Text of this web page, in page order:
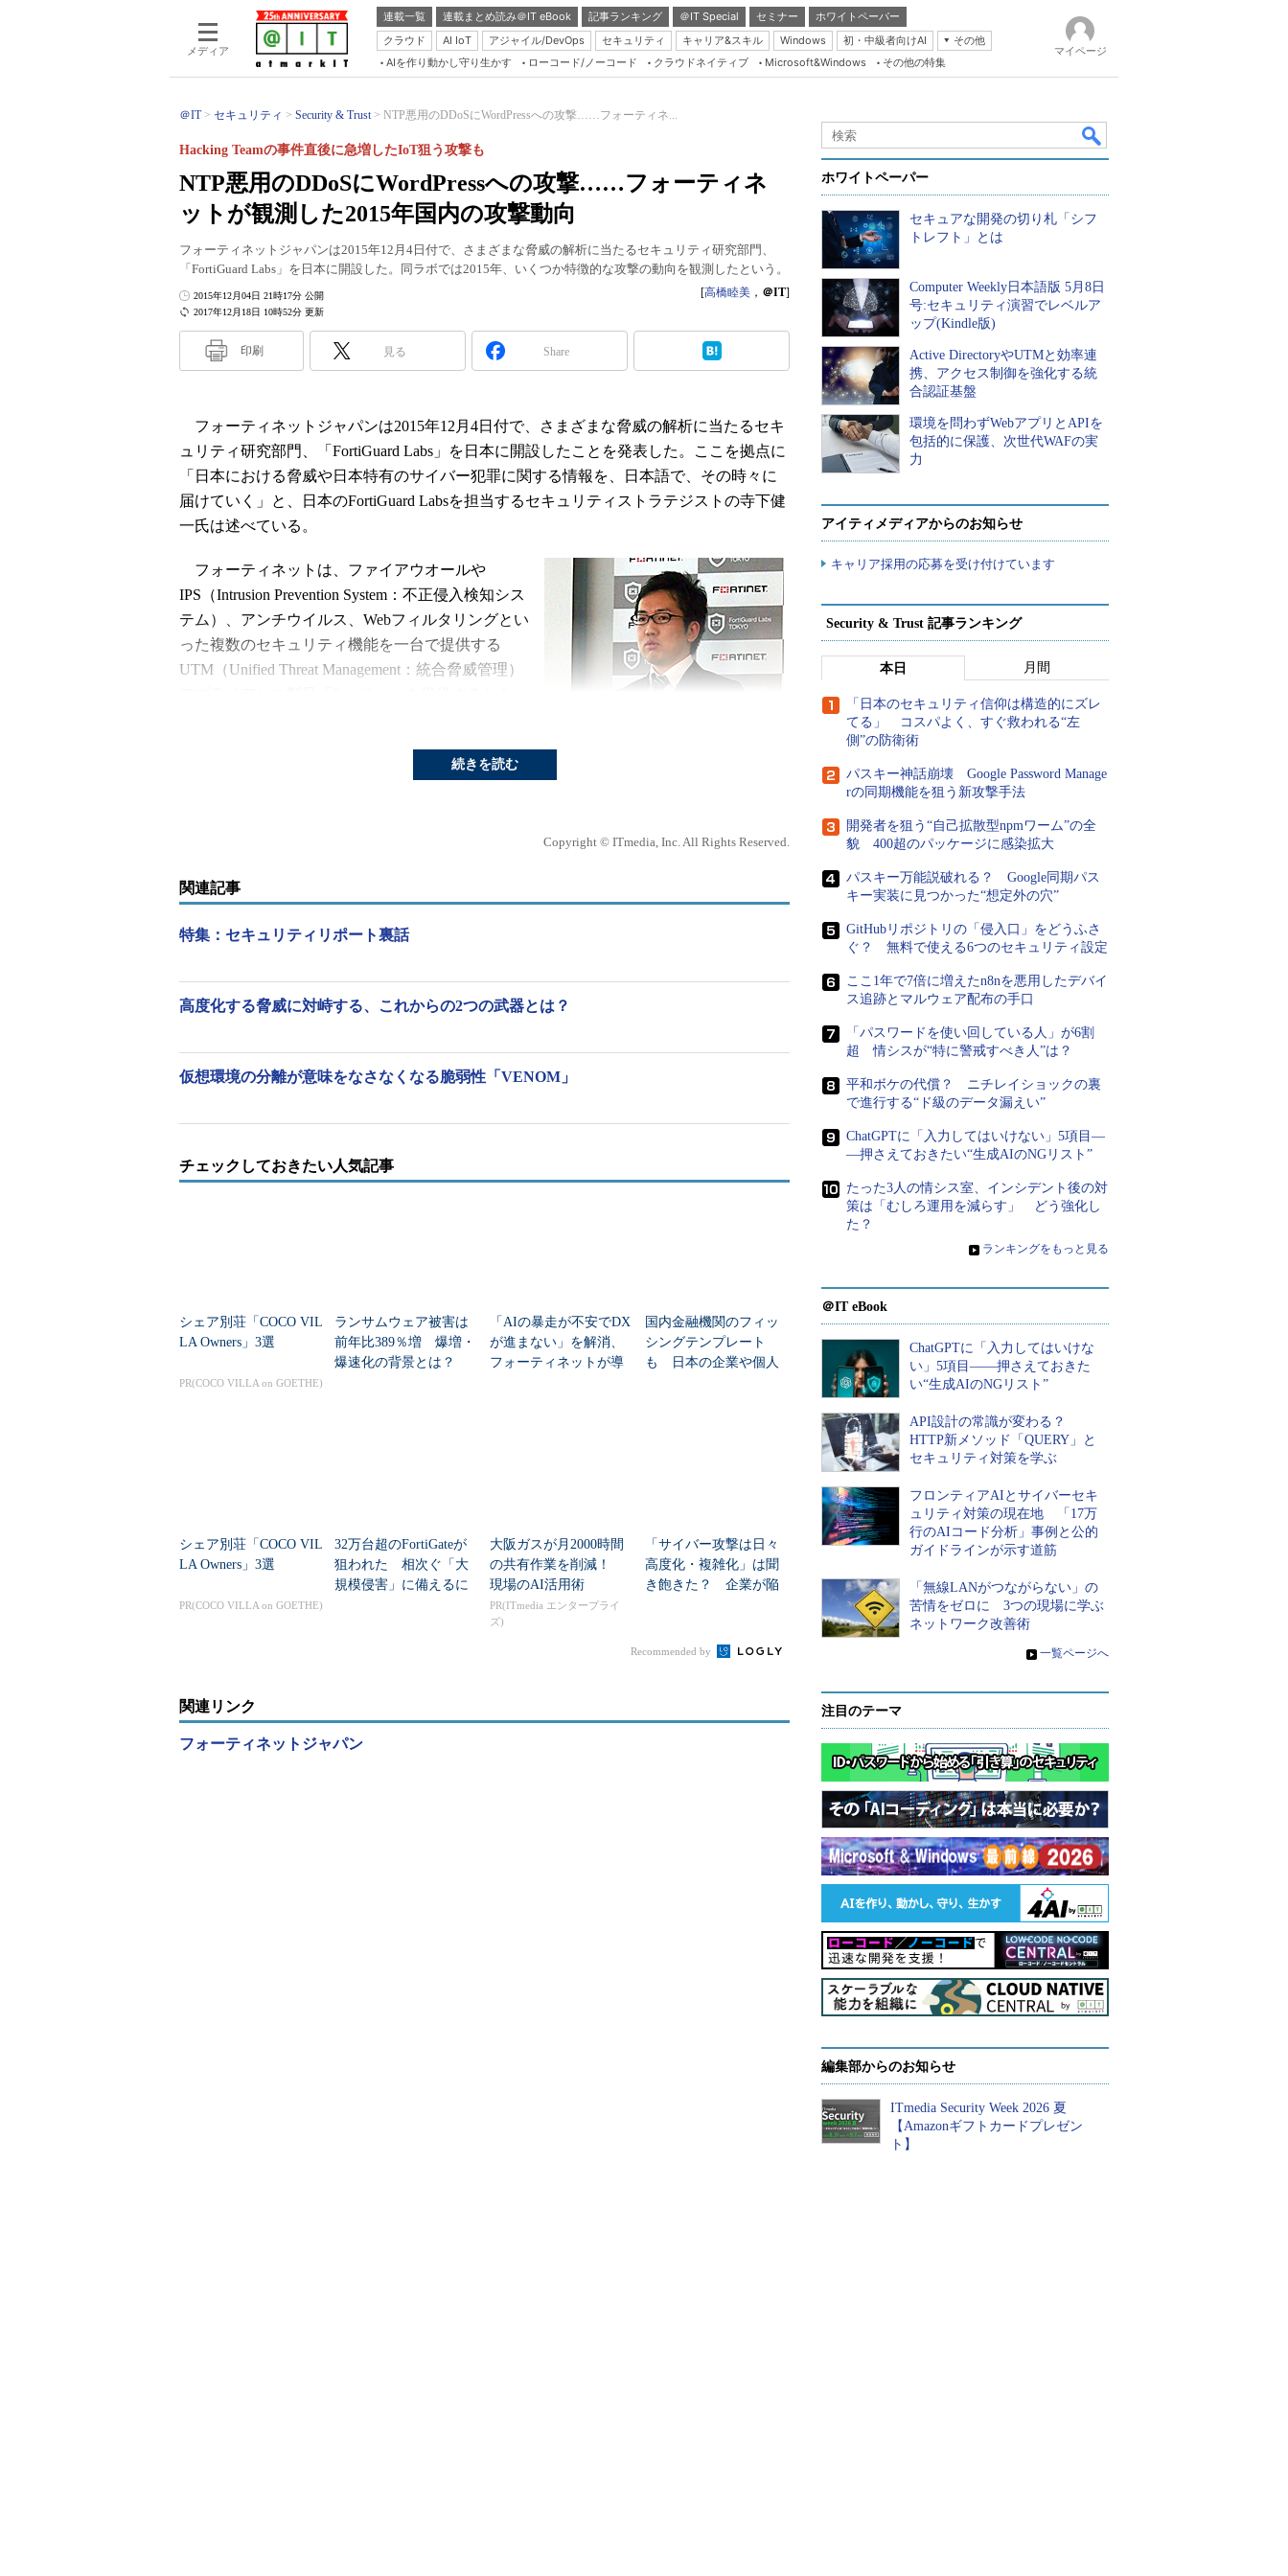
メディア
連載一覧 連載まとめ読み＠IT eBook 記事ランキング ＠IT Special セミナー
ホワイトペーパー
クラウド
AI IoT アジャイル/DevOps セキュリティ キャリア&スキル Windows 初・中級者向けAI
その他
Server & Storage
Java Agile
Database Expert
Linux ＆ OSS
Master of IP Network
Security & Trust
AIを作り動かし守り生かす ローコード/ノーコード クラウドネイティブ Microsoft&Windows その他の特集
マイページ
＠IT セキュリティ Security & Trust NTP悪用のDDoSにWordPressへの攻撃……フォーティネ...
NTP悪用のDDoSにWordPressへの攻撃……フォーティネ
ットが観測した2015年国内の攻撃動向
Hacking Teamの事件直後に急増したIoT狙う攻撃も
フォーティネットジャパンは2015年12月4日付で、さまざまな脅威の解析に当たるセキュリティ研究部門、
「FortiGuard Labs」を日本に開設した。同ラボでは2015年、いくつか特徴的な攻撃の動向を観測したという。
2017年12月18日 10時52分 更新
2015年12月04日 21時17分 公開 [高橋睦美 ， ＠IT]
印刷 見る Share
フォーティネットジャパンは2015年12月4日付で、さまざまな脅威の解析に当たるセキ
ュリティ研究部門、「FortiGuard Labs」を日本に開設したことを発表した。ここを拠点に
「日本における脅威や日本特有のサイバー犯罪に関する情報を、日本語で、その時々に
届けていく」と、日本のFortiGuard Labsを担当するセキュリティストラテジストの寺下健
一氏は述べている。
フォーティネットは、ファイアウオールや
IPS（Intrusion Prevention System：不正侵入検知シス
テム）、アンチウイルス、Webフィルタリングとい
った複数のセキュリティ機能を一台で提供する
UTM（Unified Threat Management：統合脅威管理）
なる最新のマルウエアやボットネットの監視、ゼロ
れているというフォーティネットの製品を「センサー」とし、攻撃や脅威に関する情報
毎分約39万件、マルウエアの数は毎分約46万件に上る。これを約200名の専門家が分析
し、攻撃の緩和策を提供している他、トレンドの予測や早期警戒情報の提供などを行っ
ていく予定だ。同時に、JPCERTコーディネーションセンター（JPCERT/CC）をはじめと
するセキュリティ関連組織との連携、調整も強化していくという。
以下のグラフを見れば分かる通り、2015年10月に急増している攻撃がある。
NTP（Network Time Protocol）を悪用したDDoSリフレクション（サービス妨害）攻撃だ。
続きを読む
Copyright © ITmedia, Inc. All Rights Reserved.
関連記事
特集：セキュリティリポート裏話
高度化する脅威に対峙する、これからの2つの武器とは？
仮想環境の分離が意味をなさなくなる脆弱性「VENOM」
チェックしておきたい人気記事
シェア別荘「COCO VIL
LA Owners」3選
PR(COCO VILLA on GOETHE)
ランサムウェア被害は
前年比389％増 爆増・
爆速化の背景とは？
「AIの暴走が不安でDX
が進まない」を解消、
フォーティネットが導
国内金融機関のフィッ
シングテンプレート
も 日本の企業や個人
シェア別荘「COCO VIL
LA Owners」3選
PR(COCO VILLA on GOETHE)
32万台超のFortiGateが
狙われた 相次ぐ「大
規模侵害」に備えるに
大阪ガスが月2000時間
の共有作業を削減！
現場のAI活用術
PR(ITmedia エンタープライ
ズ)
「サイバー攻撃は日々
高度化・複雑化」は聞
き飽きた？ 企業が陥
Recommended by
関連リンク
フォーティネットジャパン
ホワイトペーパー
セキュアな開発の切り札「シフ
トレフト」とは
Computer Weekly日本語版 5月8日
号:セキュリティ演習でレベルア
ップ(Kindle版)
Active DirectoryやUTMと効率連
携、アクセス制御を強化する統
合認証基盤
環境を問わずWebアプリとAPIを
包括的に保護、次世代WAFの実
力
アイティメディアからのお知らせ
キャリア採用の応募を受け付けています
Security & Trust 記事ランキング
本日 月間
「日本のセキュリティ信仰は構造的にズレ
てる」 コスパよく、すぐ救われる“左
側”の防衛術
パスキー神話崩壊 Google Password Manage
rの同期機能を狙う新攻撃手法
開発者を狙う“自己拡散型npmワーム”の全
貌 400超のパッケージに感染拡大
パスキー万能説破れる？ Google同期パス
キー実装に見つかった“想定外の穴”
GitHubリポジトリの「侵入口」をどうふさ
ぐ？ 無料で使える6つのセキュリティ設定
ここ1年で7倍に増えたn8nを悪用したデバイ
ス追跡とマルウェア配布の手口
「パスワードを使い回している人」が6割
超 情シスが“特に警戒すべき人”は？
平和ボケの代償？ ニチレイショックの裏
で進行する“ド級のデータ漏えい”
ChatGPTに「入力してはいけない」5項目―
―押さえておきたい“生成AIのNGリスト”
たった3人の情シス室、インシデント後の対
策は「むしろ運用を減らす」 どう強化し
た？
» ランキングをもっと見る
＠IT eBook
ChatGPTに「入力してはいけな
い」5項目――押さえておきた
い“生成AIのNGリスト”
API設計の常識が変わる？
HTTP新メソッド「QUERY」と
セキュリティ対策を学ぶ
フロンティアAIとサイバーセキ
ュリティ対策の現在地 「17万
行のAIコード分析」事例と公的
ガイドラインが示す道筋
「無線LANがつながらない」の
苦情をゼロに 3つの現場に学ぶ
ネットワーク改善術
» 一覧ページへ
注目のテーマ
編集部からのお知らせ
ITmedia Security Week 2026 夏
【Amazonギフトカードプレゼン
ト】